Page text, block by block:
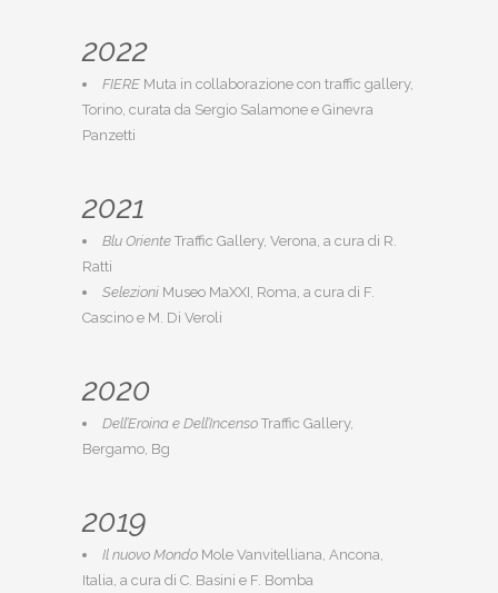
2022
FIERE Muta in collaborazione con traffic gallery,
Torino, curata da Sergio Salamone e Ginevra
Panzetti
2021
Blu Oriente Traffic Gallery, Verona, a cura di R.
Ratti
Selezioni Museo MaXXI, Roma, a cura di F.
Cascino e M. Di Veroli
2020
Dell’Eroina e Dell’Incenso Traffic Gallery,
Bergamo, Bg
2019
Il nuovo Mondo Mole Vanvitelliana, Ancona,
Italia, a cura di C. Basini e F. Bomba